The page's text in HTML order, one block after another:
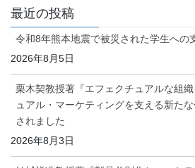
最近の投稿
令和8年熊本地震で被災された学生への
2026年8月5日
栗木契教授著『エフェクチュアルな組
ュアル・マーケティングを支える新た
されました
2026年8月3日